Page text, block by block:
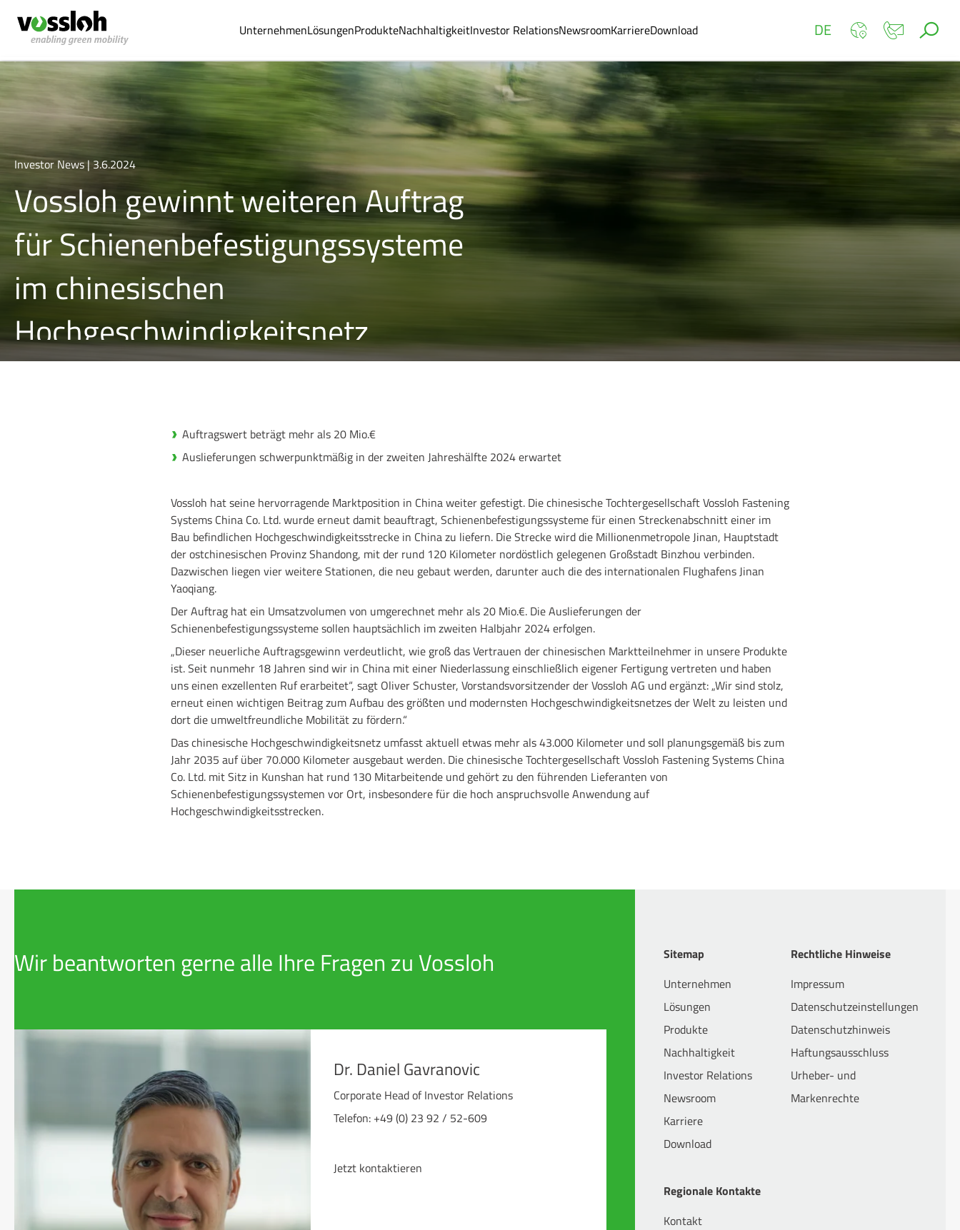
UnternehmenLösungenProdukteNachhaltigkeitInvestor RelationsNewsroomKarriereDownload DE
Investor News | 3.6.2024
Vossloh gewinnt weiteren Auftrag
für Schienenbefestigungssysteme
im chinesischen
Hochgeschwindigkeitsnetz
Auftragswert beträgt mehr als 20 Mio.€
Auslieferungen schwerpunktmäßig in der zweiten Jahreshälfte 2024 erwartet
Vossloh hat seine hervorragende Marktposition in China weiter gefestigt. Die chinesische Tochtergesellschaft Vossloh Fastening
Systems China Co. Ltd. wurde erneut damit beauftragt, Schienenbefestigungssysteme für einen Streckenabschnitt einer im
Bau befindlichen Hochgeschwindigkeitsstrecke in China zu liefern. Die Strecke wird die Millionenmetropole Jinan, Hauptstadt
der ostchinesischen Provinz Shandong, mit der rund 120 Kilometer nordöstlich gelegenen Großstadt Binzhou verbinden.
Dazwischen liegen vier weitere Stationen, die neu gebaut werden, darunter auch die des internationalen Flughafens Jinan
Yaoqiang.
Der Auftrag hat ein Umsatzvolumen von umgerechnet mehr als 20 Mio.€. Die Auslieferungen der
Schienenbefestigungssysteme sollen hauptsächlich im zweiten Halbjahr 2024 erfolgen.
„Dieser neuerliche Auftragsgewinn verdeutlicht, wie groß das Vertrauen der chinesischen Marktteilnehmer in unsere Produkte
ist. Seit nunmehr 18 Jahren sind wir in China mit einer Niederlassung einschließlich eigener Fertigung vertreten und haben
uns einen exzellenten Ruf erarbeitet“, sagt Oliver Schuster, Vorstandsvorsitzender der Vossloh AG und ergänzt: „Wir sind stolz,
erneut einen wichtigen Beitrag zum Aufbau des größten und modernsten Hochgeschwindigkeitsnetzes der Welt zu leisten und
dort die umweltfreundliche Mobilität zu fördern.“
Das chinesische Hochgeschwindigkeitsnetz umfasst aktuell etwas mehr als 43.000 Kilometer und soll planungsgemäß bis zum
Jahr 2035 auf über 70.000 Kilometer ausgebaut werden. Die chinesische Tochtergesellschaft Vossloh Fastening Systems China
Co. Ltd. mit Sitz in Kunshan hat rund 130 Mitarbeitende und gehört zu den führenden Lieferanten von
Schienenbefestigungssystemen vor Ort, insbesondere für die hoch anspruchsvolle Anwendung auf
Hochgeschwindigkeitsstrecken.
Wir beantworten gerne alle Ihre Fragen zu Vossloh
Dr. Daniel Gavranovic
Corporate Head of Investor Relations
Telefon: +49 (0) 23 92 / 52-609
Jetzt kontaktieren
Sitemap
Unternehmen
Lösungen
Produkte
Nachhaltigkeit
Investor Relations
Newsroom
Karriere
Download
Rechtliche Hinweise
Impressum
Datenschutzeinstellungen
Datenschutzhinweis
Haftungsausschluss
Urheber- und
Markenrechte
Regionale Kontakte
Kontakt